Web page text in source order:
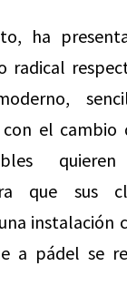
ha
radical
con el cambio
quieren
que sus
instalación
a pádel se